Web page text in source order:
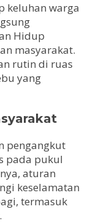
keluhan warga
Hidup
masyarakat.
rutin di ruas
yang
pengangkut
pada pukul
aturan
keselamatan
termasuk